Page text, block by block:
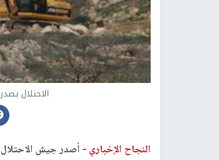
الاحتلال يصدر قرارا بتجريف
النجاح الإخباري -